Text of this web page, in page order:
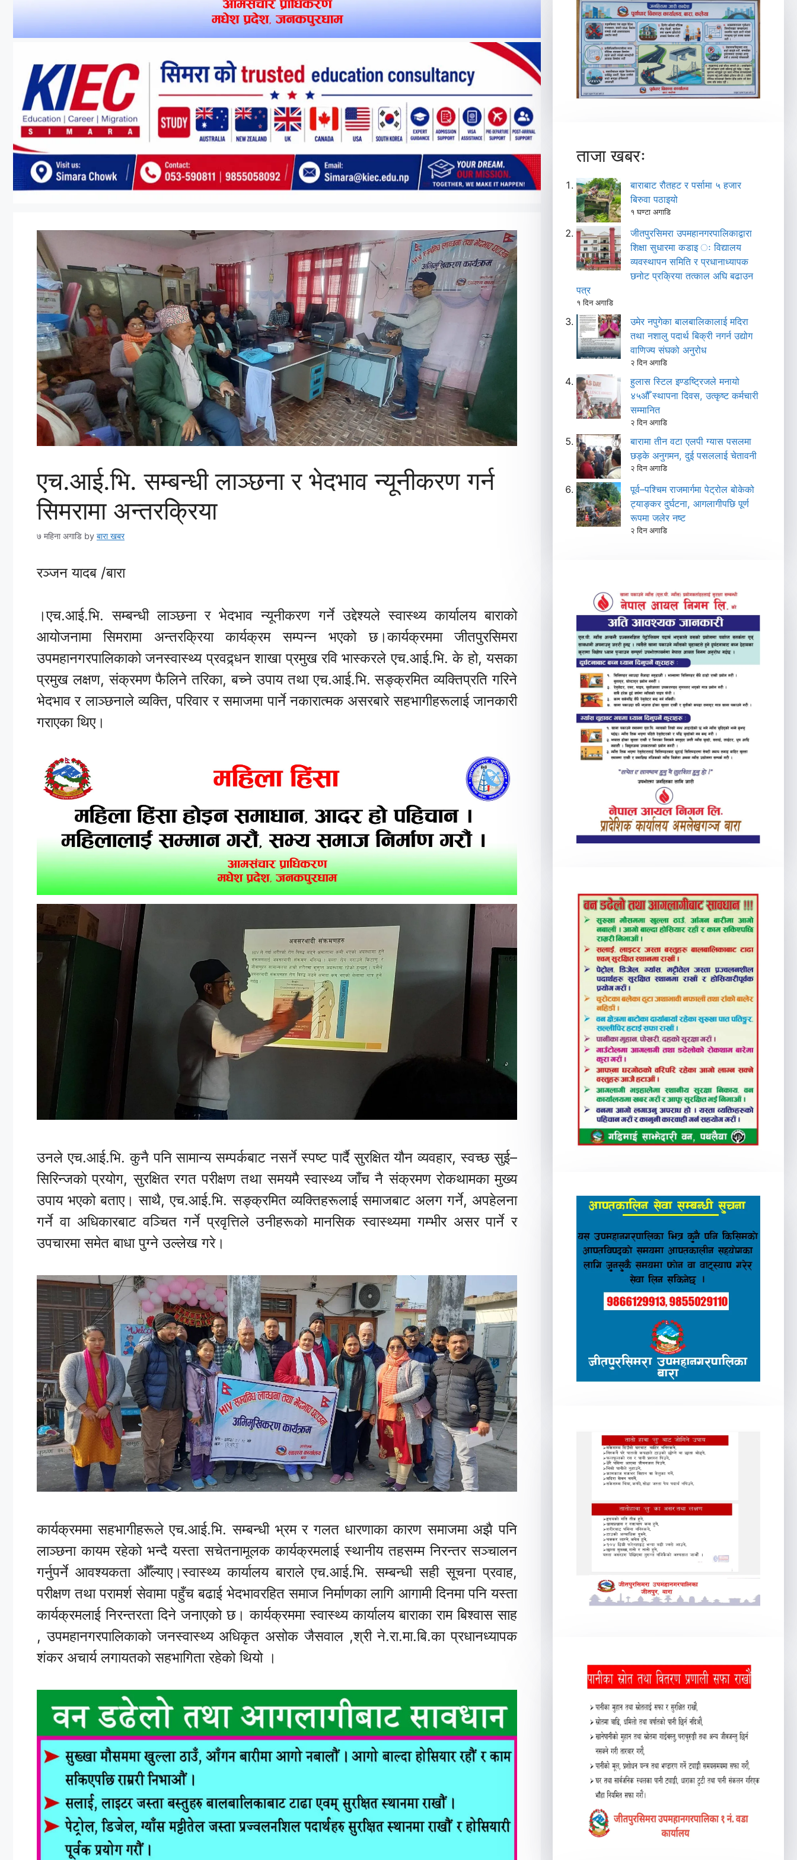
एच.आई.भि. सम्बन्धी लाञ्छना र भेदभाव न्यूनीकरण गर्न
सिमरामा अन्तरक्रिया
७ महिना अगाडि by बारा खबर
रञ्जन यादब /बारा
।एच.आई.भि. सम्बन्धी लाञ्छना र भेदभाव न्यूनीकरण गर्ने उद्देश्यले स्वास्थ्य कार्यालय बाराको
आयोजनामा सिमरामा अन्तरक्रिया कार्यक्रम सम्पन्न भएको छ।कार्यक्रममा जीतपुरसिमरा
उपमहानगरपालिकाको जनस्वास्थ्य प्रवद्र्धन शाखा प्रमुख रवि भास्करले एच.आई.भि. के हो, यसका
प्रमुख लक्षण, संक्रमण फैलिने तरिका, बच्ने उपाय तथा एच.आई.भि. सङ्क्रमित व्यक्तिप्रति गरिने
भेदभाव र लाञ्छनाले व्यक्ति, परिवार र समाजमा पार्ने नकारात्मक असरबारे सहभागीहरूलाई जानकारी
गराएका थिए।
उनले एच.आई.भि. कुनै पनि सामान्य सम्पर्कबाट नसर्ने स्पष्ट पार्दै सुरक्षित यौन व्यवहार, स्वच्छ सुई–
सिरिन्जको प्रयोग, सुरक्षित रगत परीक्षण तथा समयमै स्वास्थ्य जाँच नै संक्रमण रोकथामका मुख्य
उपाय भएको बताए। साथै, एच.आई.भि. सङ्क्रमित व्यक्तिहरूलाई समाजबाट अलग गर्ने, अपहेलना
गर्ने वा अधिकारबाट वञ्चित गर्ने प्रवृत्तिले उनीहरूको मानसिक स्वास्थ्यमा गम्भीर असर पार्ने र
उपचारमा समेत बाधा पुग्ने उल्लेख गरे।
कार्यक्रममा सहभागीहरूले एच.आई.भि. सम्बन्धी भ्रम र गलत धारणाका कारण समाजमा अझै पनि
लाञ्छना कायम रहेको भन्दै यस्ता सचेतनामूलक कार्यक्रमलाई स्थानीय तहसम्म निरन्तर सञ्चालन
गर्नुपर्ने आवश्यकता औँल्याए।स्वास्थ्य कार्यालय बाराले एच.आई.भि. सम्बन्धी सही सूचना प्रवाह,
परीक्षण तथा परामर्श सेवामा पहुँच बढाई भेदभावरहित समाज निर्माणका लागि आगामी दिनमा पनि यस्ता
कार्यक्रमलाई निरन्तरता दिने जनाएको छ। कार्यक्रममा स्वास्थ्य कार्यालय बाराका राम बिश्वास साह
, उपमहानगरपालिकाको जनस्वास्थ्य अधिकृत असोक जैसवाल ,श्री ने.रा.मा.बि.का प्रधानध्यापक
शंकर अचार्य लगायतको सहभागिता रहेको थियो ।
ताजा खबरः
बाराबाट रौतहट र पर्सामा ५ हजार
बिरुवा पठाइयो
१ घण्टा अगाडि
जीतपुरसिमरा उपमहानगरपालिकाद्वारा
शिक्षा सुधारमा कडाइ ः विद्यालय
व्यवस्थापन समिति र प्रधानाध्यापक
छनोट प्रक्रिया तत्काल अघि बढाउन
पत्र
१ दिन अगाडि
उमेर नपुगेका बालबालिकालाई मदिरा
तथा नशालु पदार्थ बिक्री नगर्न उद्योग
वाणिज्य संघको अनुरोध
२ दिन अगाडि
हुलास स्टिल इण्डष्ट्रिजले मनायो
४५औँ स्थापना दिवस, उत्कृष्ट कर्मचारी
सम्मानित
२ दिन अगाडि
बारामा तीन वटा एलपी ग्यास पसलमा
छड्के अनुगमन, दुई पसललाई चेतावनी
२ दिन अगाडि
पूर्व–पश्चिम राजमार्गमा पेट्रोल बोकेको
ट्याङ्कर दुर्घटना, आगलागीपछि पूर्ण
रूपमा जलेर नष्ट
२ दिन अगाडि